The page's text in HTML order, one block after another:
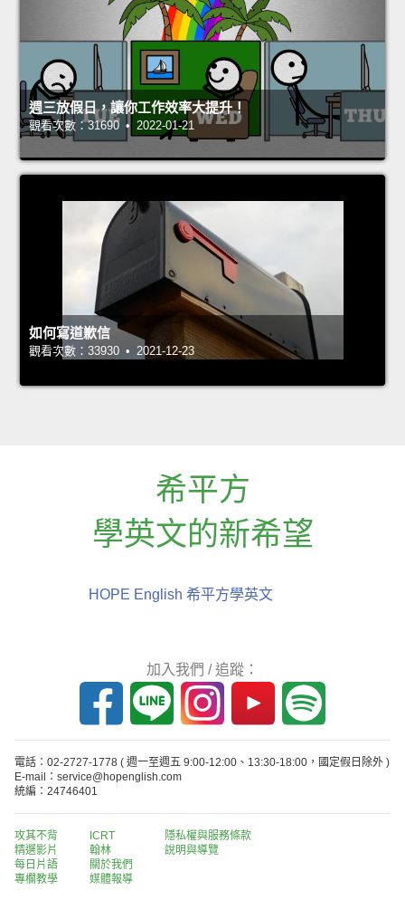
週三放假日，讓你工作效率大提升！
觀看次數：31690 • 2022-01-21
如何寫道歉信
觀看次數：33930 • 2021-12-23
希平方
學英文的新希望
HOPE English 希平方學英文
加入我們 / 追蹤：
電話：02-2727-1778 ( 週一至週五 9:00-12:00、13:30-18:00，國定假日除外 )
E-mail：service@hopenglish.com
統編：24746401
攻其不背
精選影片
每日片語
專欄教學
ICRT
翰林
關於我們
媒體報導
隱私權與服務條款
說明與導覽